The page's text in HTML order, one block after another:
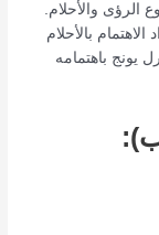
والأحلام.
بالأحلام
يونج باهتمامه